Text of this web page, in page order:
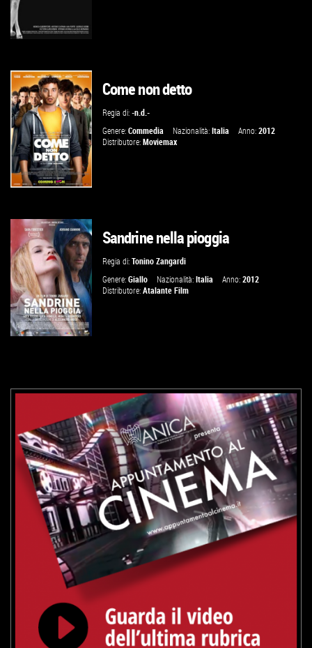
GUARDA IL TRAILER
VAI ALLA SCHEDA
VAI ALLA SCHEDA
Come non detto
Regia di:-n.d.-
Genere:Commedia Nazionalità:Italia Anno:2012
Distributore:Moviemax
Sandrine nella pioggia
Regia di:Tonino Zangardi
Genere:Giallo Nazionalità:Italia Anno:2012
Distributore:Atalante Film